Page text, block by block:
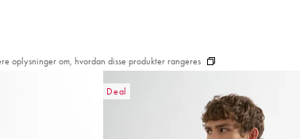
oplysninger om, hvordan disse produkter rangeres
Deal